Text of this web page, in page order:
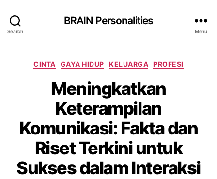
Search
BRAIN Personalities
Menu
Categories
CINTA GAYA HIDUP KELUARGA PROFESI
Meningkatkan
Keterampilan
Komunikasi: Fakta dan
Riset Terkini untuk
Sukses dalam Interaksi